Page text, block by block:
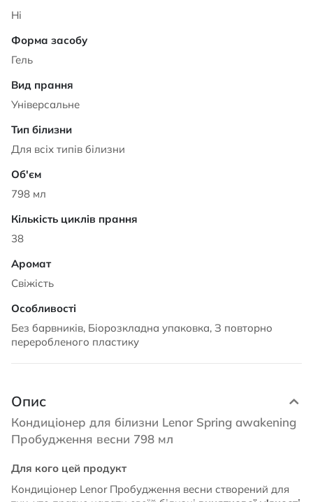
Ні
Гель
Універсальне
Для всіх типів білизни
798 мл
38
Свіжість
Без барвників, Біорозкладна упаковка, З повторно
переробленого пластику
Опис
Кондиціонер для білизни Lenor Spring awakening
Пробудження весни 798 мл
Для кого цей продукт
Кондиціонер Lenor Пробудження весни створений для